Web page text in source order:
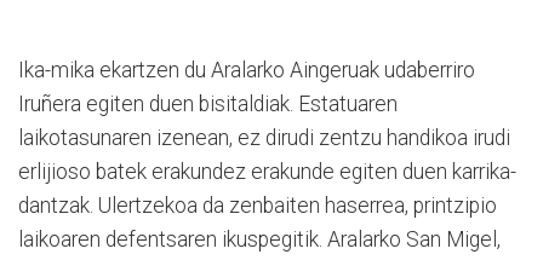
Ika-mika ekartzen du Aralarko Aingeruak udaberriro
Iruñera egiten duen bisitaldiak. Estatuaren
laikotasunaren izenean, ez dirudi zentzu handikoa irudi
erlijioso batek erakundez erakunde egiten duen karrika-
dantzak. Ulertzekoa da zenbaiten haserrea, printzipio
laikoaren defentsaren ikuspegitik. Aralarko San Migel,